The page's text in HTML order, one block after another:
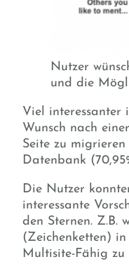
Nutzer
und die
Viel interessanter
Wunsch nach
Seite zu
Datenbank
Die Nutzer
interessante
den Sternen. Z.B.
(Zeichenketten)
Multisite-Fähig zu